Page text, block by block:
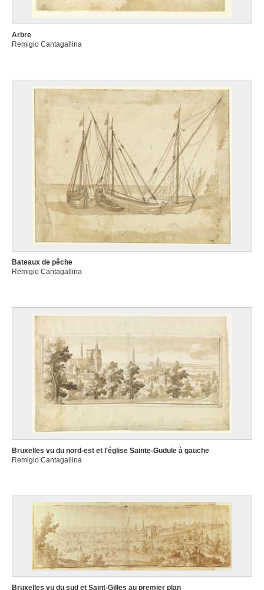
Arbre
Remigio Cantagallina
Bateaux de pêche
Remigio Cantagallina
Bruxelles vu du nord-est et l'église Sainte-Gudule à gauche
Remigio Cantagallina
Bruxelles vu du sud et Saint-Gilles au premier plan